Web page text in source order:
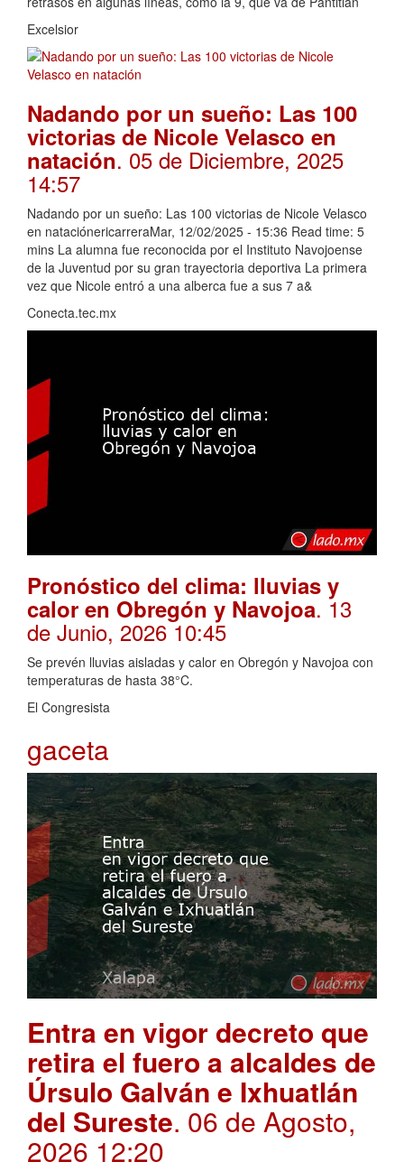
Excelsior
Nadando por un sueño: Las 100
victorias de Nicole Velasco en
natación. 05 de Diciembre, 2025
14:57
Nadando por un sueño: Las 100 victorias de Nicole Velasco
en nataciónericarreraMar, 12/02/2025 - 15:36 Read time: 5
mins La alumna fue reconocida por el Instituto Navojoense
de la Juventud por su gran trayectoria deportiva La primera
vez que Nicole entró a una alberca fue a sus 7 a&
Conecta.tec.mx
Pronóstico del clima: lluvias y
calor en Obregón y Navojoa. 13
de Junio, 2026 10:45
Se prevén lluvias aisladas y calor en Obregón y Navojoa con
temperaturas de hasta 38°C.
El Congresista
gaceta
Entra en vigor decreto que
retira el fuero a alcaldes de
Úrsulo Galván e Ixhuatlán
del Sureste. 06 de Agosto,
2026 12:20